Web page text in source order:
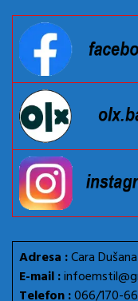
Adresa :Cara
E-mail :
Telefon :066/170-